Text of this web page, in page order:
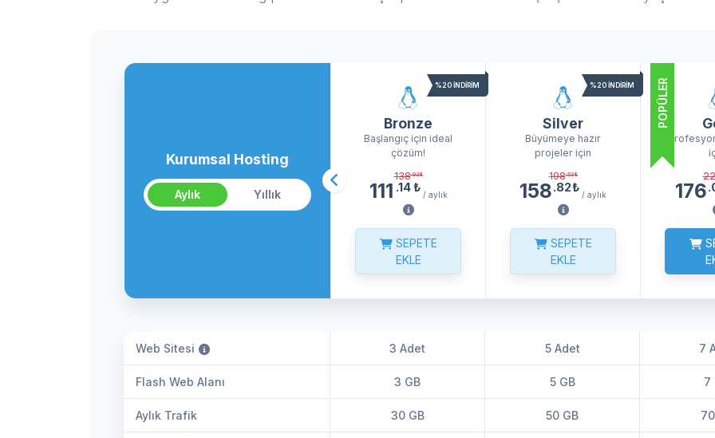
Kurumsal Hosting
Aylık Yıllık
Bronze
Başlangıç için ideal
çözüm!
138.92₺
111 .14₺ / aylık
%20 İNDIRIM
SEPETE
EKLE
Silver
Büyümeye hazır
projeler için
198.53₺
158.82₺ / aylık
%20 İNDIRIM
SEPETE
EKLE
POPÜLER
176
Web Sitesi
Flash Web Alanı
Aylık Trafik
3 Adet
3 GB
30 GB
5 Adet
5 GB
50 GB
7
7